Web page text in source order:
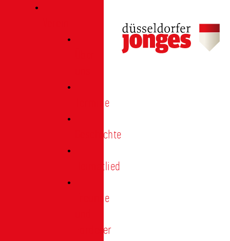
Termine
Geschichte
Heimatlied
Freunde
Förderer